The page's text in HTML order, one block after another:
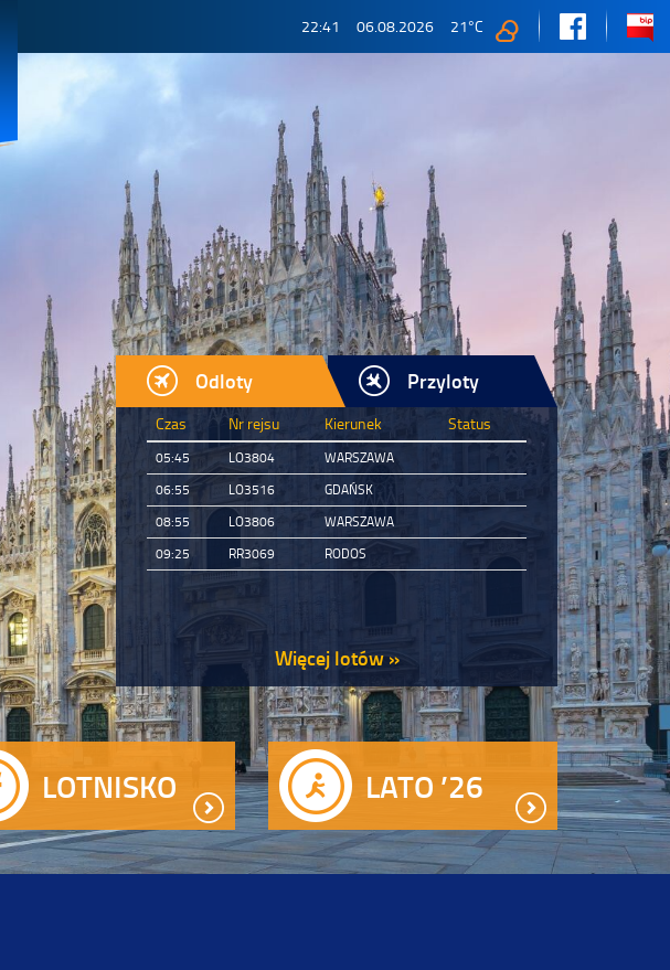
22:41 06.08.2026 21°C
Odloty Przyloty
Czas Nr rejsu Kierunek Status
05:45 LO3804
WARSZAWA
06:55
LO3516
GDAŃSK
08:55
LO3806
WARSZAWA
09:25
RR3069 RODOS
Więcej lotów »
LOTNISKO LATO ’26